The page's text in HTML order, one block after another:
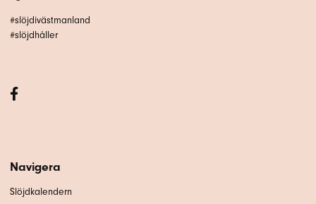
#slöjdivästmanland
#slöjdhåller
Navigera
Slöjdkalendern